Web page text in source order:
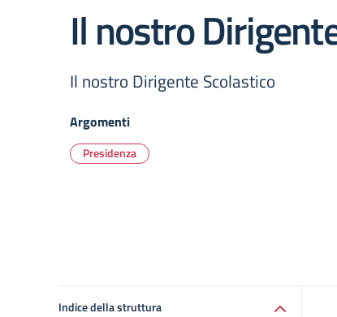
Il nostro
Il nostro Dirigente Scolastico
Argomenti
Presidenza
Indice della struttura